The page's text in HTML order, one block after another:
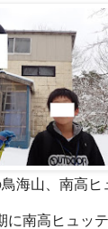
海山、南高
に南高ヒュッ